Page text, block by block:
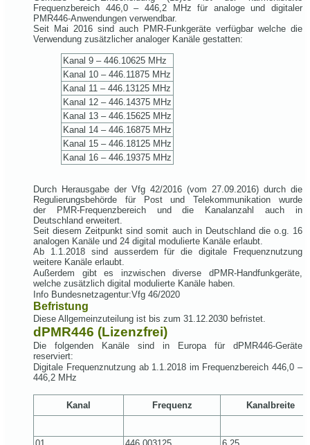
Frequenzbereich 446,0 – 446,2 MHz für analoge und digitaler
PMR446-Anwendungen verwendbar.
Seit Mai 2016 sind auch PMR-Funkgeräte verfügbar welche die
Verwendung zusätzlicher analoger Kanäle gestatten:
Kanal 9 – 446.10625 MHz
Kanal 10 – 446.11875 MHz
Kanal 11 – 446.13125 MHz
Kanal 12 – 446.14375 MHz
Kanal 13 – 446.15625 MHz
Kanal 14 – 446.16875 MHz
Kanal 15 – 446.18125 MHz
Kanal 16 – 446.19375 MHz
Durch Herausgabe der Vfg 42/2016 (vom 27.09.2016) durch die
Regulierungsbehörde für Post und Telekommunikation wurde
der PMR-Frequenzbereich und die Kanalanzahl auch in
Deutschland erweitert.
Seit diesem Zeitpunkt sind somit auch in Deutschland die o.g. 16
analogen Kanäle und 24 digital modulierte Kanäle erlaubt.
Ab 1.1.2018 sind ausserdem für die digitale Frequenznutzung
weitere Kanäle erlaubt.
Außerdem gibt es inzwischen diverse dPMR-Handfunkgeräte,
welche zusätzlich digital modulierte Kanäle haben.
Info Bundesnetzagentur:Vfg 46/2020
Befristung
Diese Allgemeinzuteilung ist bis zum 31.12.2030 befristet.
dPMR446 (Lizenzfrei)
Die folgenden Kanäle sind in Europa für dPMR446-Geräte
reserviert:
Digitale Frequenznutzung ab 1.1.2018 im Frequenzbereich 446,0 –
446,2 MHz
Kanal Frequenz Kanalbreite